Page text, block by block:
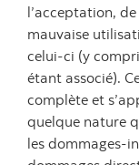
l’acceptation,
mauvaise
celui-ci (y
étant associé).
complète et
quelque nature
les dommages-